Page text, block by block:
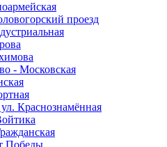
проезд
- Московская
Краснознамённая
Победы